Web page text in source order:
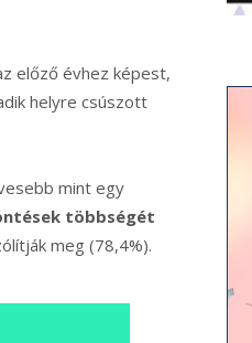
előző évhez képest,
helyre csúszott
mint egy
többségét
meg (78,4%).